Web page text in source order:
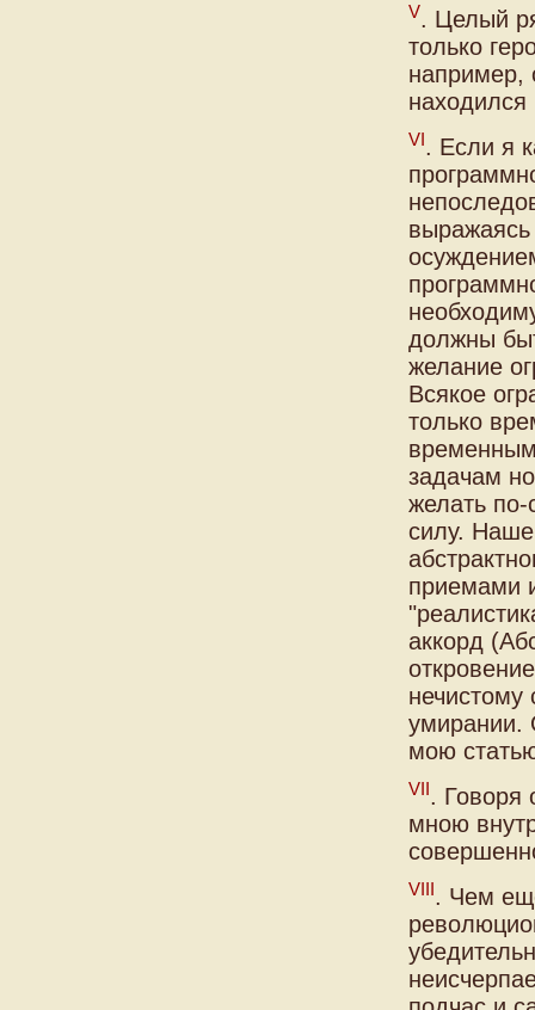
V. Целый
только
например,
VI. Если я
должны
желание
Всякое
только
задачам
желать
силу.
приемами
аккорд
умирании.
мою
VII. Говоря
мною
VIII. Чем